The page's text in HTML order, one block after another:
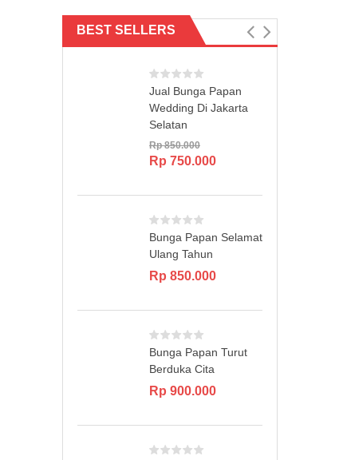
BEST SELLERS
Jual Bunga Papan
Wedding Di Jakarta
Selatan
Rp850.000
Original
Rp 750.000Current
Bunga Papan Selamat
Ulang Tahun
Rp 850.000
Bunga Papan Turut
Berduka Cita
Rp 900.000